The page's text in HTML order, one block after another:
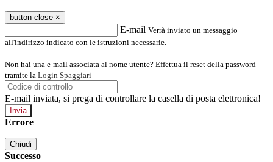
button close ×
E-mail Verrà inviato un messaggio
all'indirizzo indicato con le istruzioni necessarie.
Non hai una e-mail associata al nome utente? Effettua il reset della password
tramite la Login Spaggiari
E-mail inviata, si prega di controllare la casella di posta elettronica!
Errore
Chiudi
Successo